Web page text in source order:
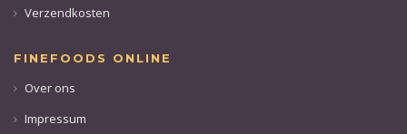
Verzendkosten
FINEFOODS ONLINE
Over ons
Impressum